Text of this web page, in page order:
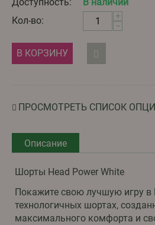
Кол-во:
+
−
В КОРЗИНУ
ПРОСМОТРЕТЬ СПИСОК
Описание
Шорты Head Power White
Покажите свою лучшую игру в
технологичных шортах,
максимального комфорта и